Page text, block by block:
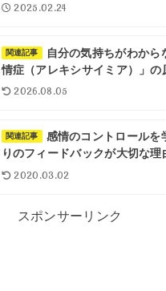
2025.02.24
関連記事
自分の気持ちがわから
情症（アレキシサイミア）」の
2026.08.05
関連記事
感情のコントロールを
りのフィードバックが大切な理
2020.03.02
スポンサーリンク